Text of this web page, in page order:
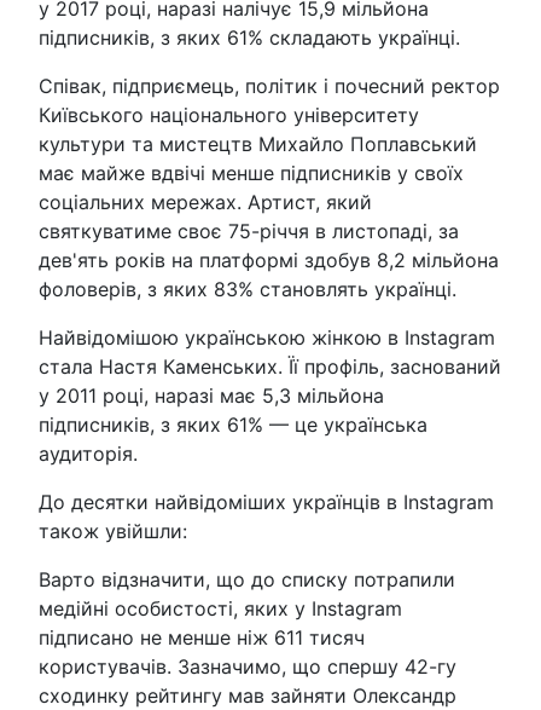
у 2017 році, наразі налічує 15,9 мільйона
підписників, з яких 61% складають українці.
Співак, підприємець, політик і почесний ректор
Київського національного університету
культури та мистецтв Михайло Поплавський
має майже вдвічі менше підписників у своїх
соціальних мережах. Артист, який
святкуватиме своє 75-річчя в листопаді, за
дев'ять років на платформі здобув 8,2 мільйона
фоловерів, з яких 83% становлять українці.
Найвідомішою українською жінкою в Instagram
стала Настя Каменських. Її профіль, заснований
у 2011 році, наразі має 5,3 мільйона
підписників, з яких 61% — це українська
аудиторія.
До десятки найвідоміших українців в Instagram
також увійшли:
Варто відзначити, що до списку потрапили
медійні особистості, яких у Instagram
підписано не менше ніж 611 тисяч
користувачів. Зазначимо, що спершу 42-гу
сходинку рейтингу мав зайняти Олександр